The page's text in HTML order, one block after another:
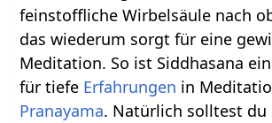
feinstoffliche Wirbelsäule nach
das wiederum sorgt für eine
Meditation. So ist Siddhasana
für tiefe Erfahrungen in
Pranayama. Natürlich solltest du